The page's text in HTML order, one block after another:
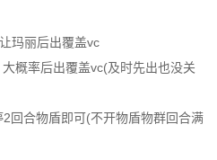
玛丽后出覆盖vc
概率后出覆盖vc(及时先出也没关
回合物盾即可(不开物盾物群回合满